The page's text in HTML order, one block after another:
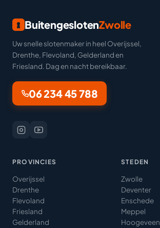
BuitengeslotenZwolle
Uw snelle slotenmaker in heel Overijssel,
Drenthe, Flevoland, Gelderland en
Friesland. Dag en nacht bereikbaar.
06 234 45 788
PROVINCIES
Overijssel
Drenthe
Flevoland
Friesland
Gelderland
STEDEN
Zwolle
Deventer
Enschede
Meppel
Hoogeveen